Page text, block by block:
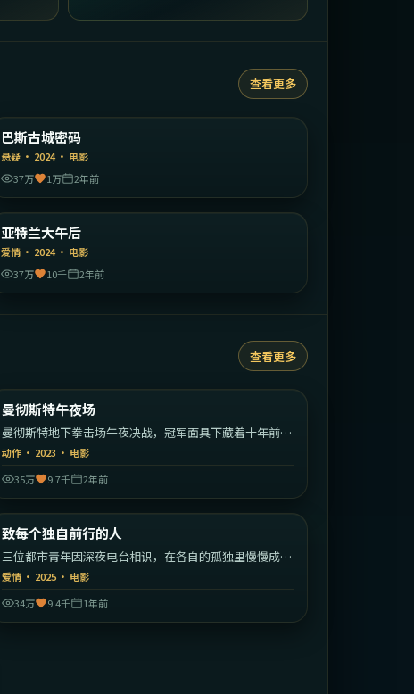
查看更多
精选
2:06:47
巴斯古城密码
悬疑 · 2024· 电影
37万
1万 2年前
精选
亚特兰大午后
爱情 · 2024· 电影
37万
10千 2年前
查看更多
热门
1:55:23
曼彻斯特午夜场
曼彻斯特地下拳击场午夜决战，冠军面具下藏着十年前的
逃亡者。
动作 · 2023 · 电影
35万
9.7千 2年前
热门
2:14:23
致每个独自前行的人
三位都市青年因深夜电台相识，在各自的孤独里慢慢成为
彼此的灯塔。
爱情 · 2025 · 电影
34万
9.4千 1年前